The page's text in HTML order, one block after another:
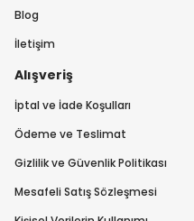
Blog
İletişim
Alışveriş
İptal ve İade Koşulları
Ödeme ve Teslimat
Gizlilik ve Güvenlik Politikası
Mesafeli Satış Sözleşmesi